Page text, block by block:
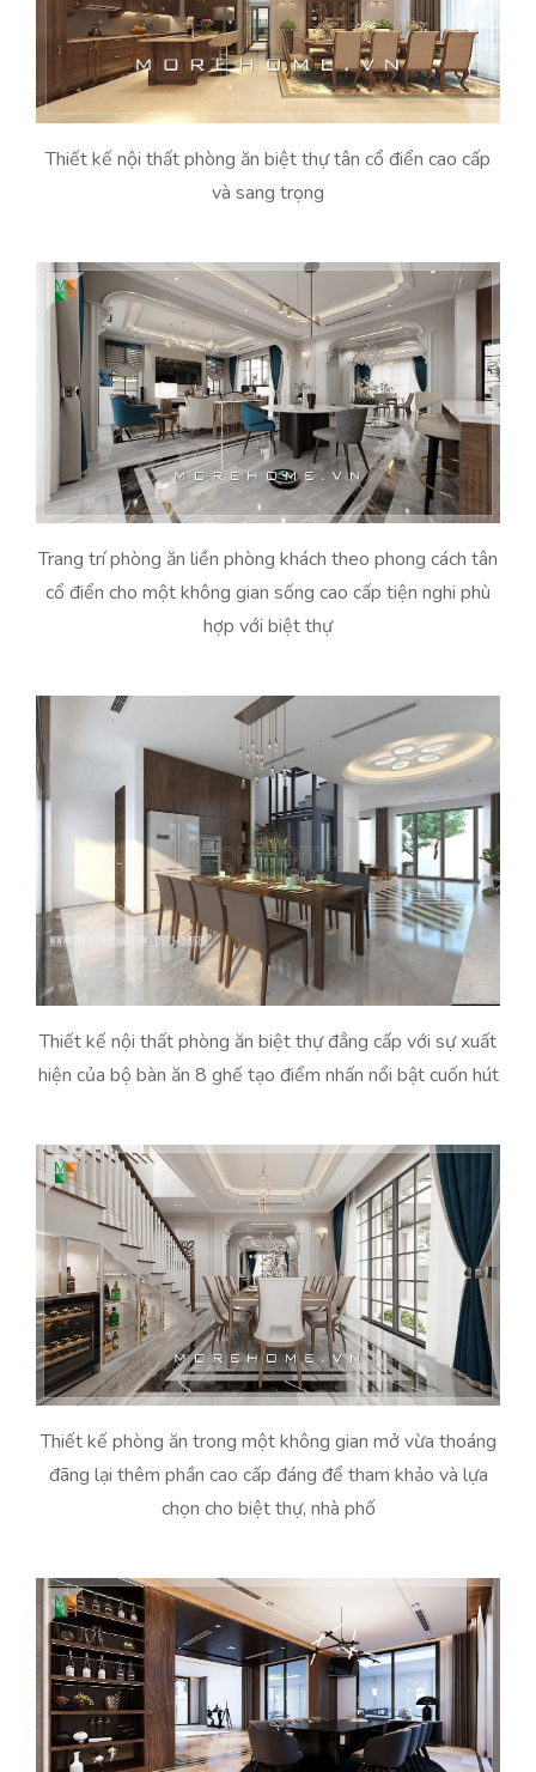
Thiết kế nội thất phòng ăn biệt thự tân cổ điển cao cấp
và sang trọng
Trang trí phòng ăn liền phòng khách theo phong cách tân
cổ điển cho một không gian sống cao cấp tiện nghi phù
hợp với biệt thự
Thiết kế nội thất phòng ăn biệt thự đẳng cấp với sự xuất
hiện của bộ bàn ăn 8 ghế tạo điểm nhấn nổi bật cuốn hút
Thiết kế phòng ăn trong một không gian mở vừa thoáng
đãng lại thêm phần cao cấp đáng để tham khảo và lựa
chọn cho biệt thự, nhà phố